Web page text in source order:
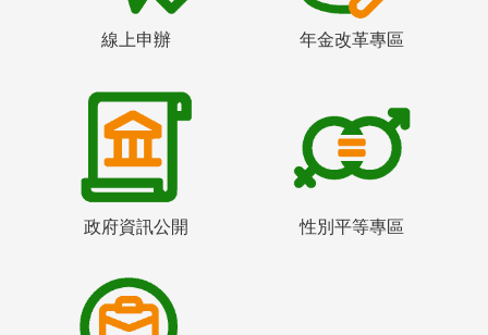
線上申辦 年金改革專區
政府資訊公開 性別平等專區